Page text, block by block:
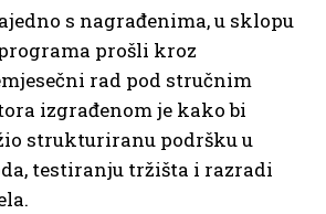
s nagrađenima, u sklopu
prošli kroz
rad pod stručnim
izgrađenom je kako bi
strukturiranu podršku u
testiranju tržišta i razradi